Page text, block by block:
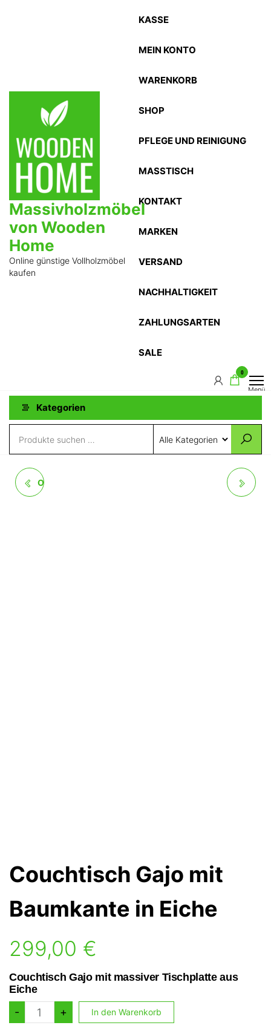
Massivholzmöbel
von Wooden
Home
Online günstige Vollholzmöbel
kaufen
KASSE
MEIN KONTO
WARENKORB
SHOP
PFLEGE UND REINIGUNG
MASSTISCH
KONTAKT
MARKEN
VERSAND
NACHHALTIGKEIT
ZAHLUNGSARTEN
SALE
0
Menü
Kategorien
OVALER COUCHTISCH
Couchtisch Gajo mit
Baumkante in Eiche
299,00 €
Couchtisch Gajo mit massiver Tischplatte aus
Eiche
-
Couchtisch
Gajo
+ In den Warenkorb